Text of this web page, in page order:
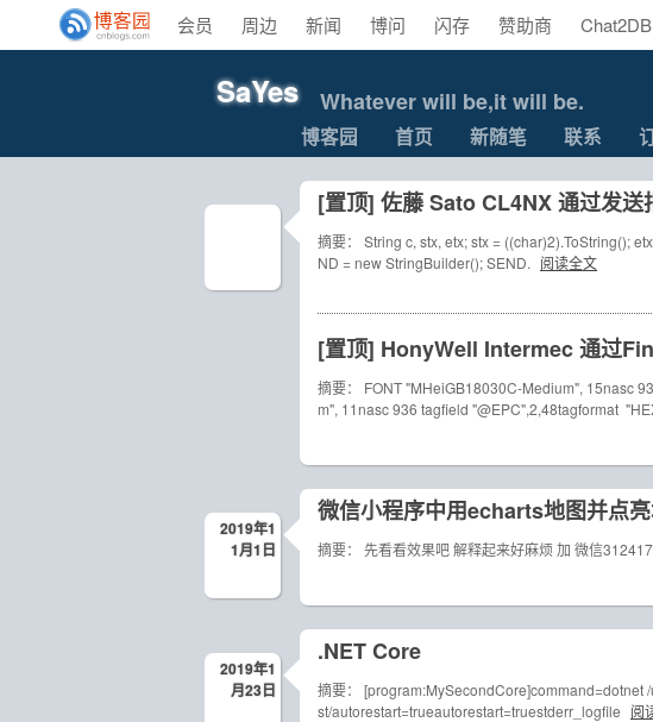
会员 周边 新闻 博问 闪存 赞助商 Chat2DB
SaYes Whatever will be,it will be.
博客园 首页 新随笔 联系
[置顶] 佐藤 Sato CL4NX 通过发送
摘要： String c, stx, etx; stx = ((char)2).ToString();
ND = new StringBuilder(); SEND. 阅读全文
[置顶] HonyWell Intermec 通过
摘要： FONT "MHeiGB18030C-Medium", 15nasc
m", 11nasc 936 tagfield "@EPC",2,48tagformat
2019年1
1月1日
微信小程序中用echarts地图并点
摘要： 先看看效果吧 解释起来好麻烦 加 微信
2019年1
月23日
.NET Core
摘要：
st/autorestart=trueautorestart=truestderr_logfile 阅